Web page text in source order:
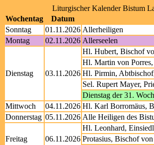
Liturgischer Kalender Bistum
Wochentag
Datum
Sonntag
01.11.2026 Allerheiligen
Montag
02.11.2026 Allerseelen
Dienstag 03.11.2026
Hl. Hubert, Bischof
Hl. Martin von
Hl. Pirmin,
Sel. Rupert Mayer,
Dienstag der 31.
Mittwoch
04.11.2026 Hl. Karl Borromäus,
Donnerstag 05.11.2026 Alle Heiligen des
Freitag 06.11.2026
Hl. Leonhard,
Protasius, Bischof